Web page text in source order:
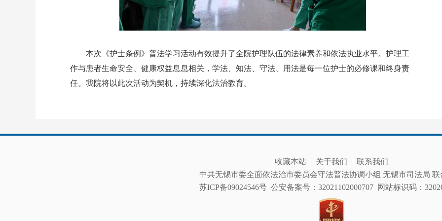
本次《护士条例》普法学习活动有效提升了全院护理队伍的法律素养和依法执业水平。护理工
作与患者生命安全、健康权益息息相关，学法、知法、守法、用法是每一位护士的必修课和终身责
任。我院将以此次活动为契机，持续深化法治教育。
收藏本站 | 关于我们 | 联系我们
中共无锡市委全面依法治市委员会守法普法协调小组 无锡市司法局 联
苏ICP备09024546号 公安备案号：32021102000707网站标识码：